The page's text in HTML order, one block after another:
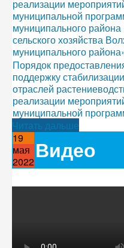
реализации
муниципальной
муниципального района
сельского хозяйства
муниципального
Порядок
поддержку
отраслей
реализации
муниципальной
Читать дальше
19
мая
2022Видео